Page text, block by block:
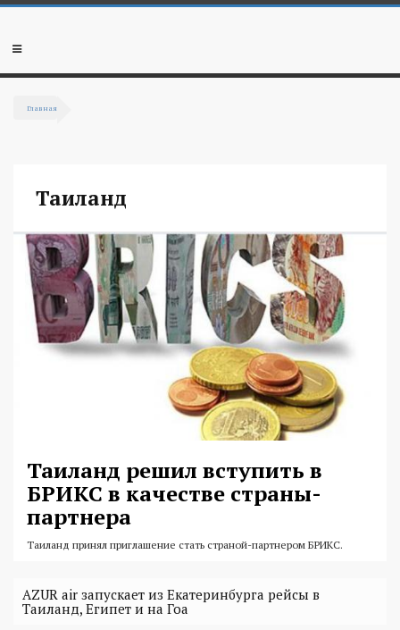
Перейти к основному содержанию
Мобильное
Главная
Таиланд
Таиланд решил вступить в
БРИКС в качестве страны-
партнера
Таиланд принял приглашение стать страной-партнером БРИКС.
AZUR air запускает из Екатеринбурга рейсы в
Таиланд, Египет и на Гоа